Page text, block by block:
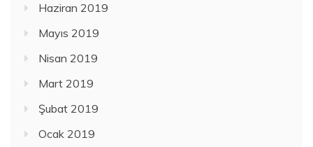
Haziran 2019
Mayıs 2019
Nisan 2019
Mart 2019
Şubat 2019
Ocak 2019